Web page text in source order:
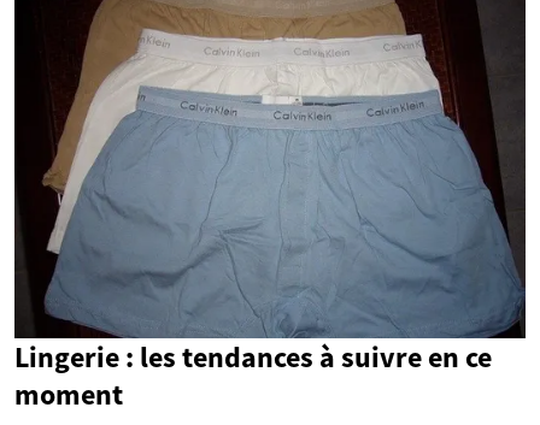
Lingerie : les tendances à suivre en ce
moment